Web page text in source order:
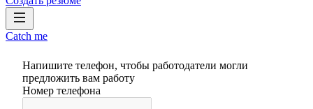
Catch me
Напишите телефон, чтобы работодатели могли
предложить вам работу
Номер телефона